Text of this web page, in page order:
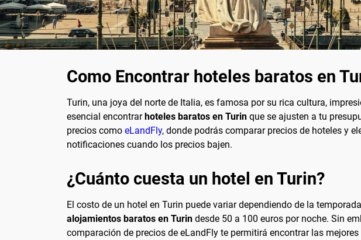
Como Encontrar hoteles baratos en
Turin, una joya del norte de Italia, es famosa por su rica cultura,
esencial encontrar hoteles baratos en Turin que se ajusten a tu
precios como eLandFly, donde podrás comparar precios de hoteles y
notificaciones cuando los precios bajen.
¿Cuánto cuesta un hotel en Turin?
El costo de un hotel en Turin puede variar dependiendo de la
alojamientos baratos en Turin desde 50 a 100 euros por noche. Sin
comparación de precios de eLandFly te permitirá encontrar las